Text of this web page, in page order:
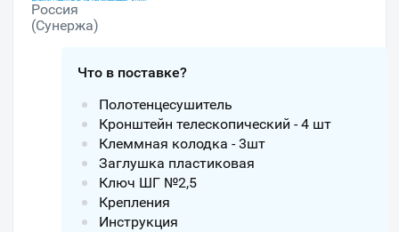
Россия
(Сунержа)
Что в поставке?
Полотенцесушитель
Кронштейн телескопический - 4 шт
Клеммная колодка - 3шт
Заглушка пластиковая
Ключ ШГ №2,5
Крепления
Инструкция